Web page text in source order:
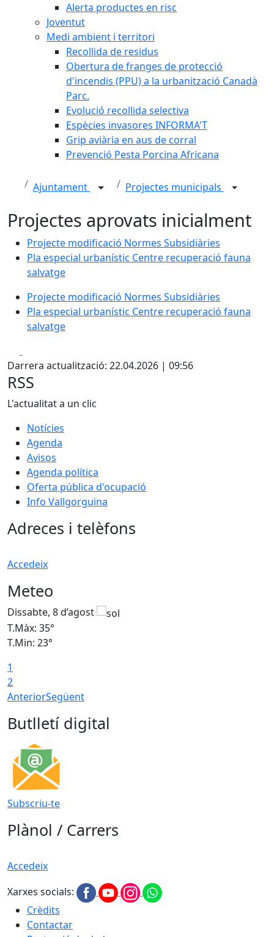
Alerta productes en risc
Joventut
Medi ambient i territori
Recollida de residus
Obertura de franges de protecció
d'incendis (PPU) a la urbanització Canadà
Parc.
Evolució recollida selectiva
Espècies invasores INFORMA'T
Grip aviària en aus de corral
Prevenció Pesta Porcina Africana
Ajuntament Projectes municipals
Projectes aprovats inicialment
Projecte modificació Normes Subsidiàries
Pla especial urbanístic Centre recuperació fauna
salvatge
Projecte modificació Normes Subsidiàries
Pla especial urbanístic Centre recuperació fauna
salvatge
Darrera actualització: 22.04.2026 | 09:56
RSS
L'actualitat a un clic
Notícies
Agenda
Avisos
Agenda política
Oferta pública d'ocupació
Info Vallgorguina
Adreces i telèfons
Accedeix
Meteo
Dissabte, 8 d’agost
T.Màx: 35°
T.Min: 23°
1
2
AnteriorSegüent
Butlletí digital
Subscriu-te
Plànol / Carrers
Accedeix
Xarxes socials:
Crèdits
Contactar